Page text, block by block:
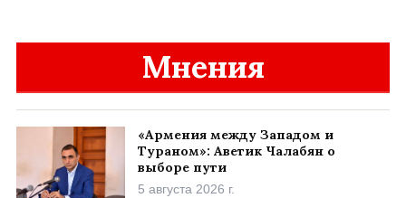
Мнения
«Армения между Западом и
Тураном»: Аветик Чалабян о
выборе пути
5 августа 2026 г.